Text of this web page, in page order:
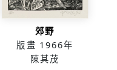
郊野
版畫 1966年
陳其茂